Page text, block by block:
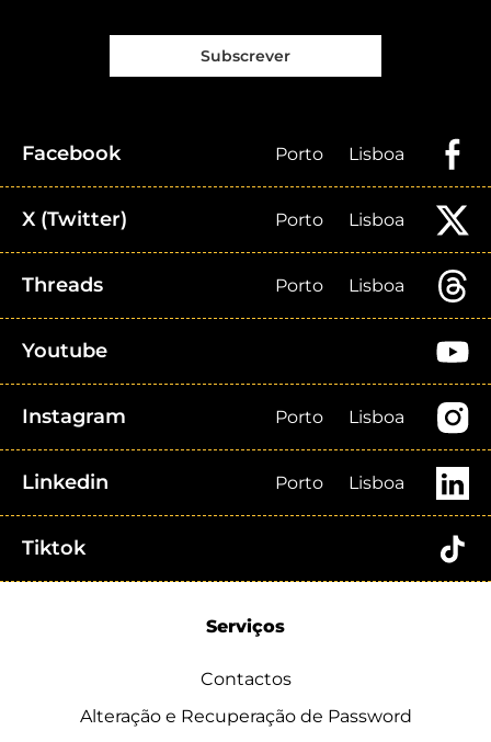
Subscrever
Facebook Porto Lisboa
X (Twitter) Porto Lisboa
Threads Porto Lisboa
Youtube
Instagram Porto Lisboa
Linkedin Porto Lisboa
Tiktok
Serviços
Contactos
Alteração e Recuperação de Password